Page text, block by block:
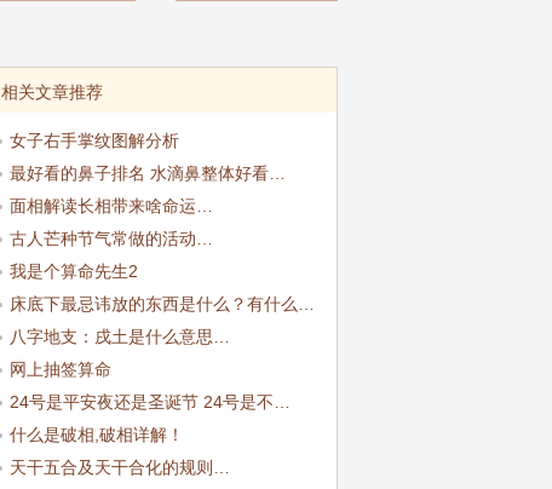
相关文章推荐
女子右手掌纹图解分析
最好看的鼻子排名 水滴鼻整体好看…
面相解读长相带来啥命运…
古人芒种节气常做的活动…
我是个算命先生2
床底下最忌讳放的东西是什么？有什么…
八字地支：戌土是什么意思…
网上抽签算命
24号是平安夜还是圣诞节 24号是不…
什么是破相,破相详解！
天干五合及天干合化的规则…